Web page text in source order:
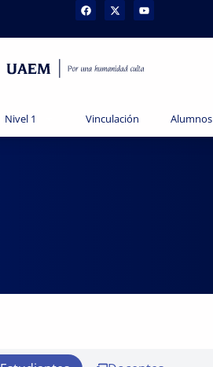
Nivel 1 Vinculación Alumnos